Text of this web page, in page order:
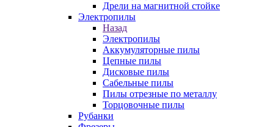
Дрели на магнитной стойке
Электропилы
Назад
Электропилы
Аккумуляторные пилы
Цепные пилы
Дисковые пилы
Сабельные пилы
Пилы отрезные по металлу
Торцовочные пилы
Рубанки